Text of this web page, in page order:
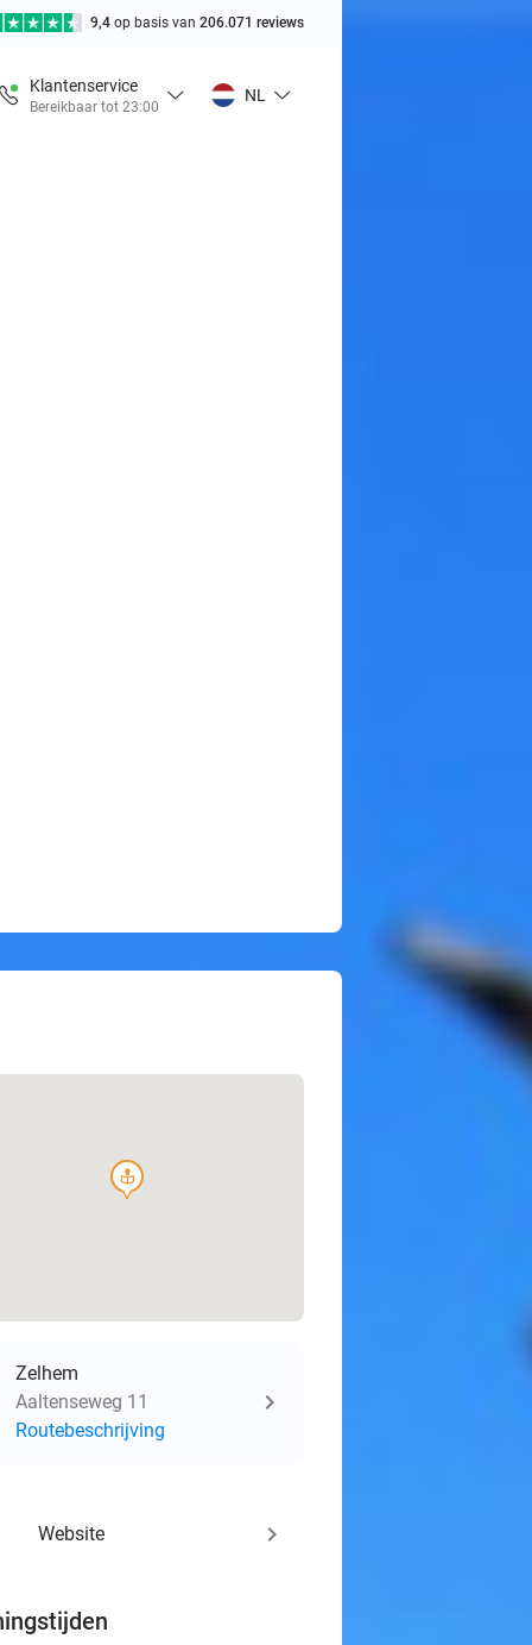
9,4 op basis van 206.071 reviews
Klantenservice
Bereikbaar tot 23:00
NL
course
Zelhem
Aaltenseweg 11
Routebeschrijving
Website keyboard_arrow_right